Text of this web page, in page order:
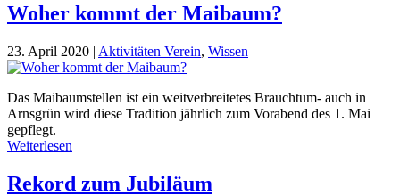
Woher kommt der Maibaum?
23. April 2020 | Aktivitäten Verein, Wissen
Das Maibaumstellen ist ein weitverbreitetes Brauchtum- auch in
Arnsgrün wird diese Tradition jährlich zum Vorabend des 1. Mai
gepflegt.
Weiterlesen
Rekord zum Jubiläum